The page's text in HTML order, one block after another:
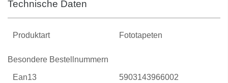
Technische Daten
Produktart Fototapeten
Besondere Bestellnummern
Ean13 5903143966002